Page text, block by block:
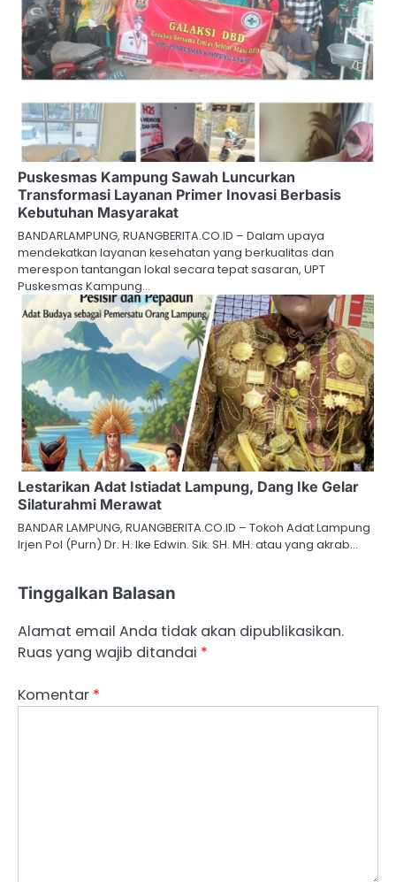
Puskesmas Kampung Sawah Luncurkan
Transformasi Layanan Primer Inovasi Berbasis
Kebutuhan Masyarakat
BANDARLAMPUNG, RUANGBERITA.CO.ID – Dalam upaya
mendekatkan layanan kesehatan yang berkualitas dan
merespon tantangan lokal secara tepat sasaran, UPT
Puskesmas Kampung…
Lestarikan Adat Istiadat Lampung, Dang Ike Gelar
Silaturahmi Merawat
BANDAR LAMPUNG, RUANGBERITA.CO.ID – Tokoh Adat Lampung
Irjen Pol (Purn) Dr. H. Ike Edwin. Sik. SH. MH. atau yang akrab…
Tinggalkan Balasan
Alamat email Anda tidak akan dipublikasikan.
Ruas yang wajib ditandai *
Komentar *